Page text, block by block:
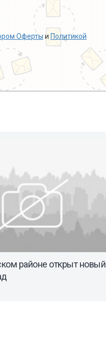
Оферты и Политикой
районе открыт новый